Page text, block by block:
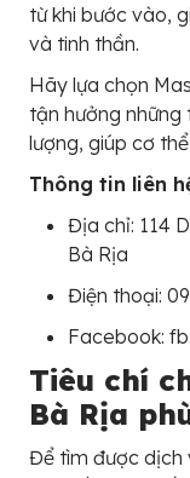
từ khi bước vào,
và tinh thần.
Hãy lựa chọn
tận hưởng
lượng, giúp cơ
Thông tin liên
Địa chỉ: 114
Bà Rịa
Điện thoại:
Facebook:
Tiêu chí
Bà Rịa
Để tìm được dịch